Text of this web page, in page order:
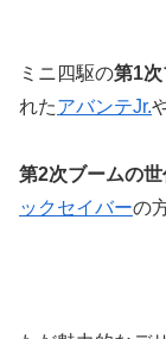
ミニ四駆の第1
れたアバンテJr.
第2次ブームの世
ックセイバーの